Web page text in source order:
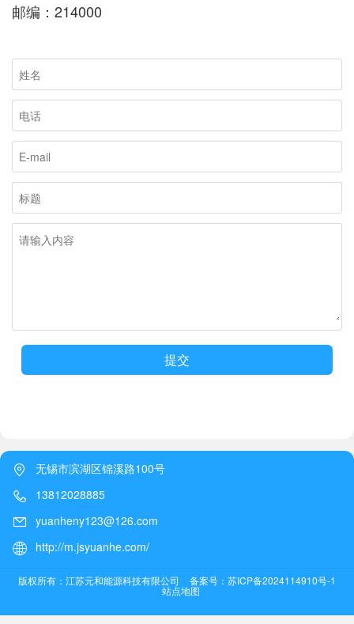
邮编：214000
提交
无锡市滨湖区锦溪路100号
13812028885
yuanheny123@126.com
http://m.jsyuanhe.com/
版权所有：江苏元和能源科技有限公司 备案号：苏ICP备2024114910号-1
站点地图